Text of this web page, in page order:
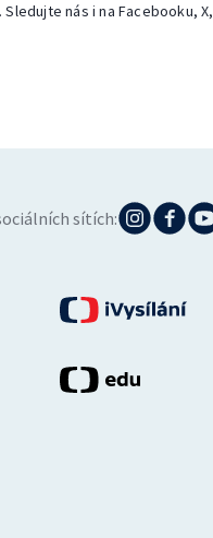
nás i na Facebooku, X,
sítích: